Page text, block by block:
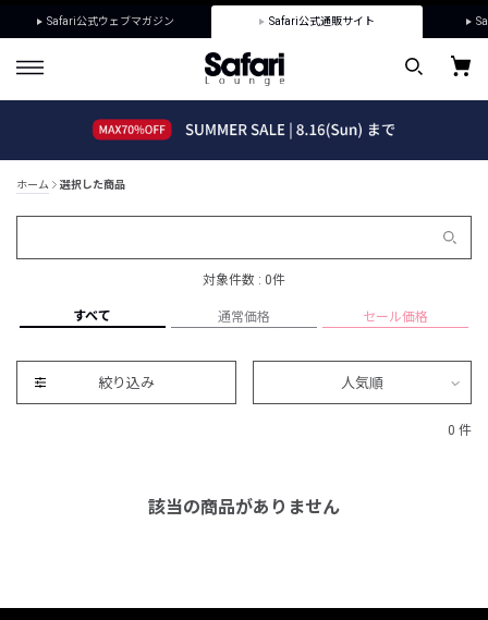
Safari公式ウェブマガジン Safari公式通販サイト
ホーム 選択した商品
対象件数 : 0件
すべて 通常価格 セール価格
絞り込み 人気順
0 件
該当の商品がありません